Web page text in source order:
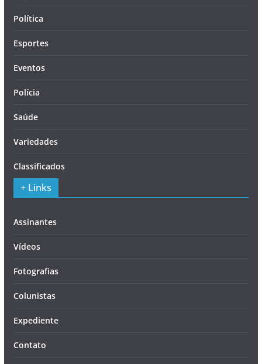
Política
Esportes
Eventos
Polícia
Saúde
Variedades
Classificados
+ Links
Assinantes
Vídeos
Fotografias
Colunistas
Expediente
Contato